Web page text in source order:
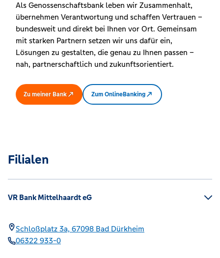
Als Genossenschaftsbank leben wir Zusammenhalt,
übernehmen Verantwortung und schaffen Vertrauen –
bundesweit und direkt bei Ihnen vor Ort. Gemeinsam
mit starken Partnern setzen wir uns dafür ein,
Lösungen zu gestalten, die genau zu Ihnen passen –
nah, partnerschaftlich und zukunftsorientiert.
Zu meiner Bank Zum OnlineBanking
Filialen
VR Bank Mittelhaardt eG
Schloßplatz 3a, 67098 Bad Dürkheim
06322 933-0